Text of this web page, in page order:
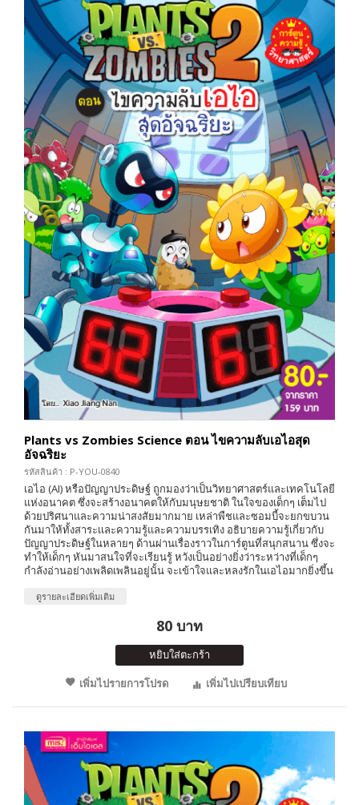
Plants vs Zombies Science ตอน ไขความลับเอไอสุด
อัจฉริยะ
รหัสสินค้า : P-YOU-0840
เอไอ (AI) หรือปัญญาประดิษฐ์ ถูกมองว่าเป็นวิทยาศาสตร์และเทคโนโลยี
แห่งอนาคต ซึ่งจะสร้างอนาคตให้กับมนุษยชาติ ในใจของเด็กๆ เต็มไป
ด้วยปริศนาและความน่าสงสัยมากมาย เหล่าพืชและซอมบี้จะยกขบวน
กันมาให้ทั้งสาระเเละความรู้และความบรรเทิง อธิบายความรู้เกี่ยวกับ
ปัญญาประดิษฐ์ในหลายๆ ด้านผ่านเรื่องราวในการ์ตูนที่สนุกสนาน ซึ่งจะ
ทำให้เด็กๆ หันมาสนใจที่จะเรียนรู้ หวังเป็นอย่างยิ่งว่าระหว่างที่เด็กๆ
กำลังอ่านอย่างเพลิดเพลินอยู่นั้น จะเข้าใจและหลงรักในเอไอมากยิ่งขึ้น
ดูรายละเอียดเพิ่มเติม
80 บาท
หยิบใส่ตะกร้า
เพิ่มไปรายการโปรด
เพิ่มไปเปรียบเทียบ